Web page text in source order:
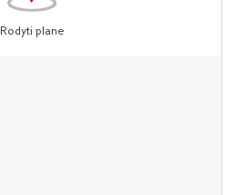
Rodyti plane